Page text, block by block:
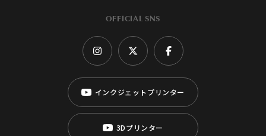
OFFICIAL SNS
インクジェットプリンター
3Dプリンター